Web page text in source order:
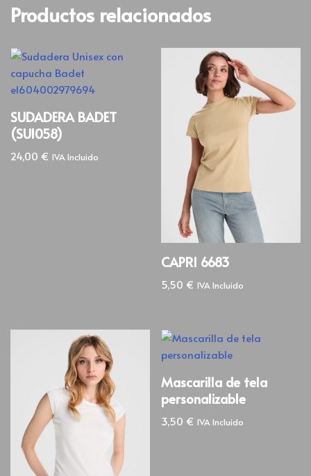
Productos relacionados
SUDADERA BADET
(SU1058)
24,00 € IVA Incluido
CAPRI 6683
5,50€ IVA Incluido
Mascarilla de tela
personalizable
3,50€ IVA Incluido